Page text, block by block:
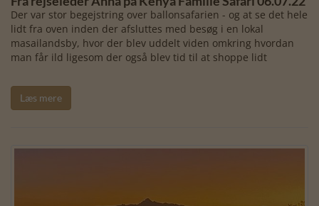
Der var stor begejstring over ballonsafarien - og at se det hele
lidt fra oven inden der afsluttes med besøg i en lokal
masailandsby, hvor der blev uddelt viden omkring hvordan
man får ild ligesom der også blev tid til at shoppe lidt
Læs mere